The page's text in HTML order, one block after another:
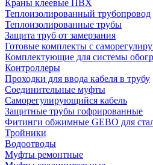
Краны клеевые ПВХ
Теплоизолированный трубопровод
Теплоизолированные трубы
Защита труб от замерзания
Готовые комплекты с
Комплектующие для системы
Контроллеры
Проходки для ввода кабеля в трубу
Соединительные муфты
Саморегулирующийся кабель
Защитные трубы гофрированные
Фитинги обжимные GEBO для
Тройники
Водоотводы
Муфты ремонтные